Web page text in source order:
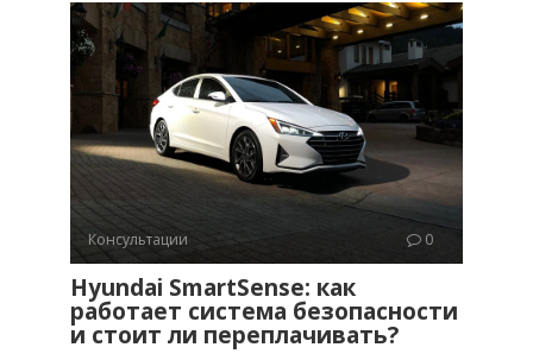
Консультации 0
Hyundai SmartSense: как
работает система безопасности
и стоит ли переплачивать?